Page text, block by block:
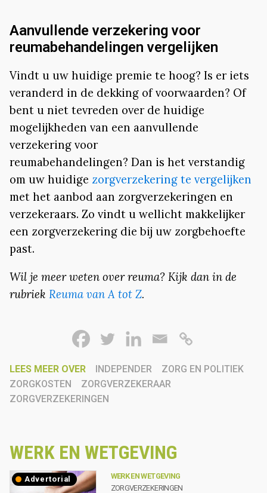
Aanvullende verzekering voor
reumabehandelingen vergelijken
Vindt u uw huidige premie te hoog? Is er iets
veranderd in de dekking of voorwaarden? Of
bent u niet tevreden over de huidige
mogelijkheden van een aanvullende
verzekering voor
reumabehandelingen? Dan is het verstandig
om uw huidige zorgverzekering te vergelijken
met het aanbod aan zorgverzekeringen en
verzekeraars. Zo vindt u wellicht makkelijker
een zorgverzekering die bij uw zorgbehoefte
past.
Wil je meer weten over reuma? Kijk dan in de
rubriek Reuma van A tot Z.
LEES MEER OVER INDEPENDER
ZORG EN POLITIEK
ZORGKOSTEN
ZORGVERZEKERAAR
ZORGVERZEKERINGEN
WERK EN WETGEVING
advertorial
WERK EN WETGEVING
ZORGVERZEKERINGEN